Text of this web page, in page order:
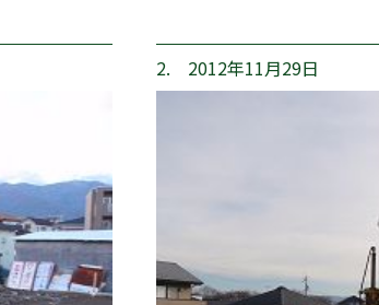
2. 2012年11月29日